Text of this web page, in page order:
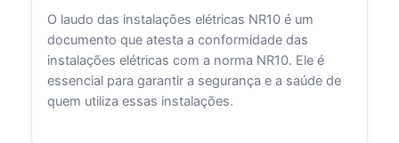
O laudo das instalações elétricas NR10 é um
documento que atesta a conformidade das
instalações elétricas com a norma NR10. Ele é
essencial para garantir a segurança e a saúde de
quem utiliza essas instalações.